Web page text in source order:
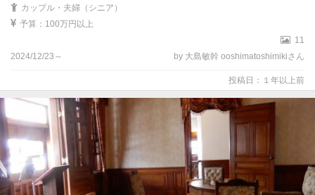
カップル・夫婦（シニア）
予算：100万円以上
11
2024/12/23～
by 大島敏幹 ooshimatoshimikiさん
投稿日：１年以上前